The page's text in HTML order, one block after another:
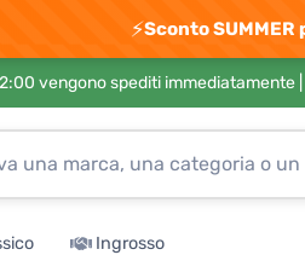
⚡Sconto SUMMER
vengono spediti immediatamente |
Ingrosso